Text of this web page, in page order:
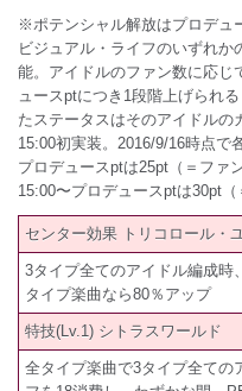
※ポテンシャル解放はプロデュ
ビジュアル・ライフのいずれ
能。アイドルのファン数に応じ
ュースptにつき1段階上げられ
たステータスはそのアイドルの
15:00初実装。2016/9/16時点で
プロデュースptは25pt（＝ファ
15:00〜プロデュースptは30pt（
センター効果 トリコロール・
3タイプ全てのアイドル編成時
タイプ楽曲なら80％アップ
特技(Lv.1) シトラスワールド
全タイプ楽曲で3タイプ全ての